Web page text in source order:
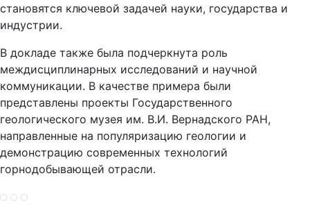
становятся ключевой задачей науки, государства и
индустрии.
В докладе также была подчеркнута роль
междисциплинарных исследований и научной
коммуникации. В качестве примера были
представлены проекты Государственного
геологического музея им. В.И. Вернадского РАН,
направленные на популяризацию геологии и
демонстрацию современных технологий
горнодобывающей отрасли.